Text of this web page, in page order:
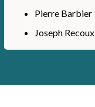
Pierre Barbier
Joseph Recoux